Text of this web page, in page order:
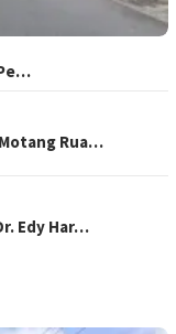
Rua…
Edy Har…